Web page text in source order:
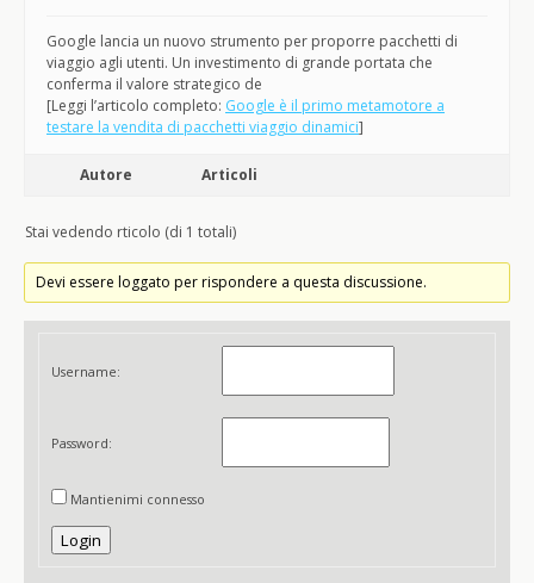
Google lancia un nuovo strumento per proporre pacchetti di
viaggio agli utenti. Un investimento di grande portata che
conferma il valore strategico de
[Leggi l’articolo completo: Google è il primo metamotore a
testare la vendita di pacchetti viaggio dinamici]
Autore Articoli
Stai vedendo rticolo (di 1 totali)
Devi essere loggato per rispondere a questa discussione.
Username:
Password:
Mantienimi connesso
Login